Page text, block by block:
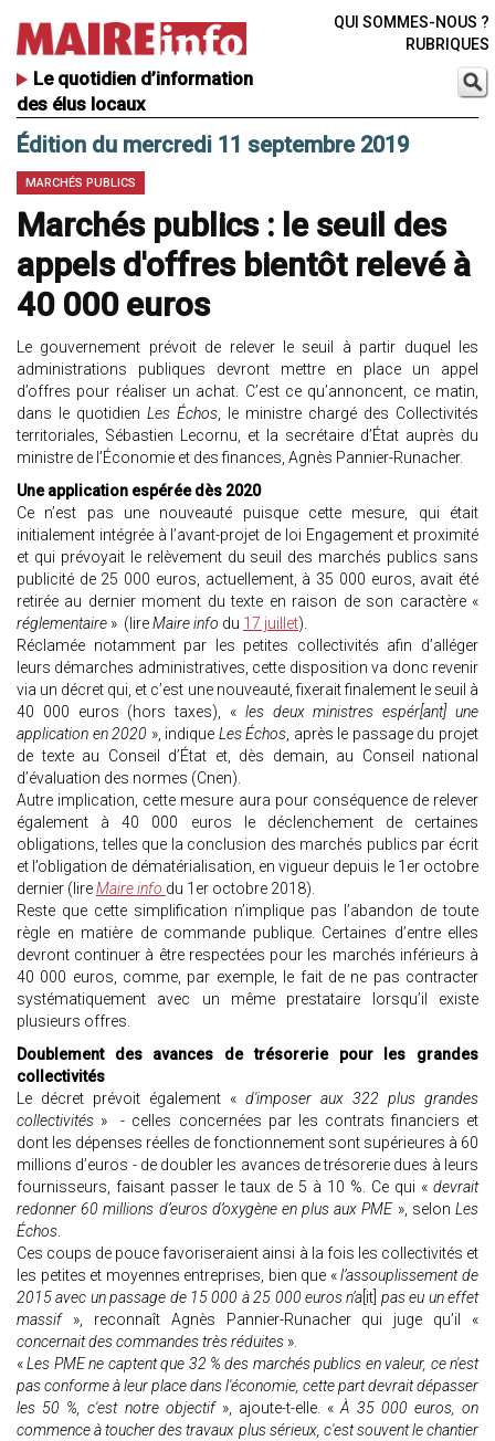
Le quotidien d’information
des élus locaux
QUI SOMMES-NOUS ?
RUBRIQUES
Édition du mercredi 11 septembre 2019
MARCHÉS PUBLICS
Marchés publics : le seuil des
appels d'offres bientôt relevé à
40 000 euros
Le gouvernement prévoit de relever le seuil à partir duquel les
administrations publiques devront mettre en place un appel
d’offres pour réaliser un achat. C’est ce qu’annoncent, ce matin,
dans le quotidien Les Échos, le ministre chargé des Collectivités
territoriales, Sébastien Lecornu, et la secrétaire d’État auprès du
ministre de l’Économie et des finances, Agnès Pannier-Runacher.
Une application espérée dès 2020
Ce n’est pas une nouveauté puisque cette mesure, qui était
initialement intégrée à l’avant-projet de loi Engagement et proximité
et qui prévoyait le relèvement du seuil des marchés publics sans
publicité de 25 000 euros, actuellement, à 35 000 euros, avait été
retirée au dernier moment du texte en raison de son caractère «
réglementaire » (lireMaire info du 17 juillet).
Réclamée notamment par les petites collectivités afin d’alléger
leurs démarches administratives, cette disposition va donc revenir
via un décret qui, et c’est une nouveauté, fixerait finalement le seuil à
40 000 euros (hors taxes), « les deux ministres espér[ant] une
application en 2020 », indique Les Échos, après le passage du projet
de texte au Conseil d’État et, dès demain, au Conseil national
d’évaluation des normes (Cnen).
Autre implication, cette mesure aura pour conséquence de relever
également à 40 000 euros le déclenchement de certaines
obligations, telles que la conclusion des marchés publics par écrit
et l’obligation de dématérialisation, en vigueur depuis le 1er octobre
dernier (lireMaire info du 1er octobre 2018).
Reste que cette simplification n’implique pas l’abandon de toute
règle en matière de commande publique. Certaines d’entre elles
devront continuer à être respectées pour les marchés inférieurs à
40 000 euros, comme, par exemple, le fait de ne pas contracter
systématiquement avec un même prestataire lorsqu’il existe
plusieurs offres.
Doublement des avances de trésorerie pour les grandes
collectivités
Le décret prévoit également « d'imposer aux 322 plus grandes
collectivités » - celles concernées par les contrats financiers et
dont les dépenses réelles de fonctionnement sont supérieures à 60
millions d’euros - de doubler les avances de trésorerie dues à leurs
fournisseurs, faisant passer le taux de 5 à 10 %. Ce qui « devrait
redonner 60 millions d’euros d’oxygène en plus aux PME », selonLes
Échos.
Ces coups de pouce favoriseraient ainsi à la fois les collectivités et
les petites et moyennes entreprises, bien que «l’assouplissement de
2015 avec un passage de 15 000 à 25 000 euros n’a [it] pas eu un effet
massif », reconnaît Agnès Pannier-Runacher qui juge qu’il «
concernait des commandes très réduites ».
«Les PME ne captent que 32 % des marchés publics en valeur, ce n'est
pas conforme à leur place dans l'économie, cette part devrait dépasser
les 50 %, c'est notre objectif», ajoute-t-elle. «À 35 000 euros, on
commence à toucher des travaux plus sérieux, c'est souvent le chantier